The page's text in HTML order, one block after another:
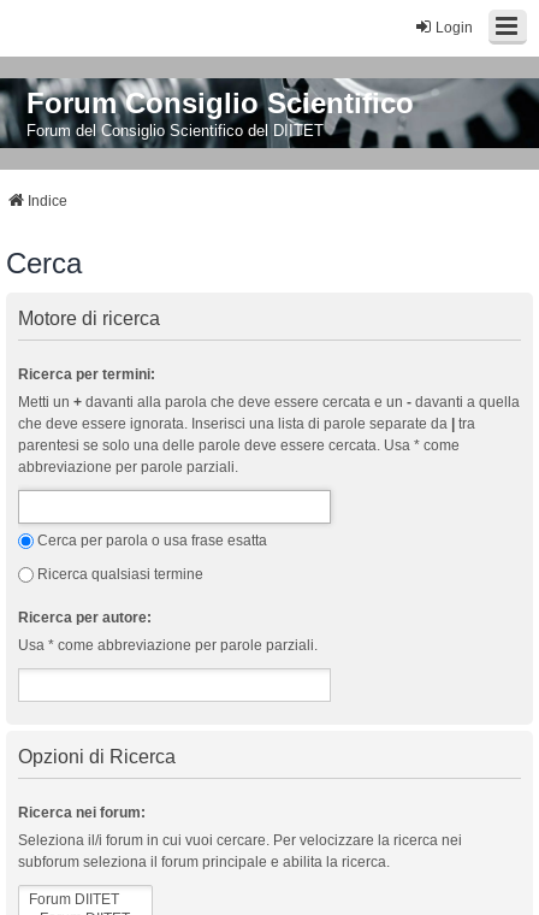
Login
Forum Consiglio Scientifico
Forum del Consiglio Scientifico del DIITET
Indice
Cerca
Motore di ricerca
Ricerca per termini:
Metti un + davanti alla parola che deve essere cercata e un - davanti a quella
che deve essere ignorata. Inserisci una lista di parole separate da
tra
parentesi se solo una delle parole deve essere cercata. Usa * come
abbreviazione per parole parziali.
Cerca per parola o usa frase esatta
Ricerca qualsiasi termine
Ricerca per autore:
Usa * come abbreviazione per parole parziali.
Opzioni di Ricerca
Ricerca nei forum:
Seleziona il/i forum in cui vuoi cercare. Per velocizzare la ricerca nei
subforum seleziona il forum principale e abilita la ricerca.